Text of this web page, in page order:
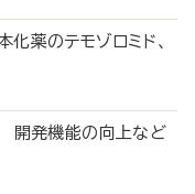
薬のテモゾロミド、
開発機能の向上など